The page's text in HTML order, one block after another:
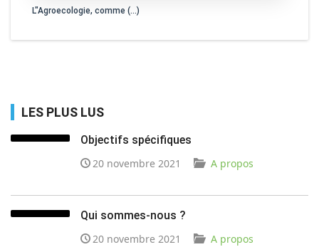
L"Agroecologie, comme (…)
LES PLUS LUS
Objectifs spécifiques
20 novembre 2021
A propos
Qui sommes-nous ?
20 novembre 2021
A propos